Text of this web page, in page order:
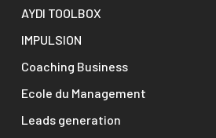
AYDI TOOLBOX
IMPULSION
Coaching Business
Ecole du Management
Leads generation